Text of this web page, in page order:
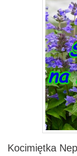
Kocimiętka